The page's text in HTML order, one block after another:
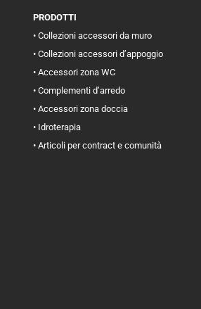
PRODOTTI
• Collezioni accessori da muro
• Collezioni accessori d’appoggio
• Accessori zona WC
• Complementi d’arredo
• Accessori zona doccia
• Idroterapia
• Articoli per contract e comunità